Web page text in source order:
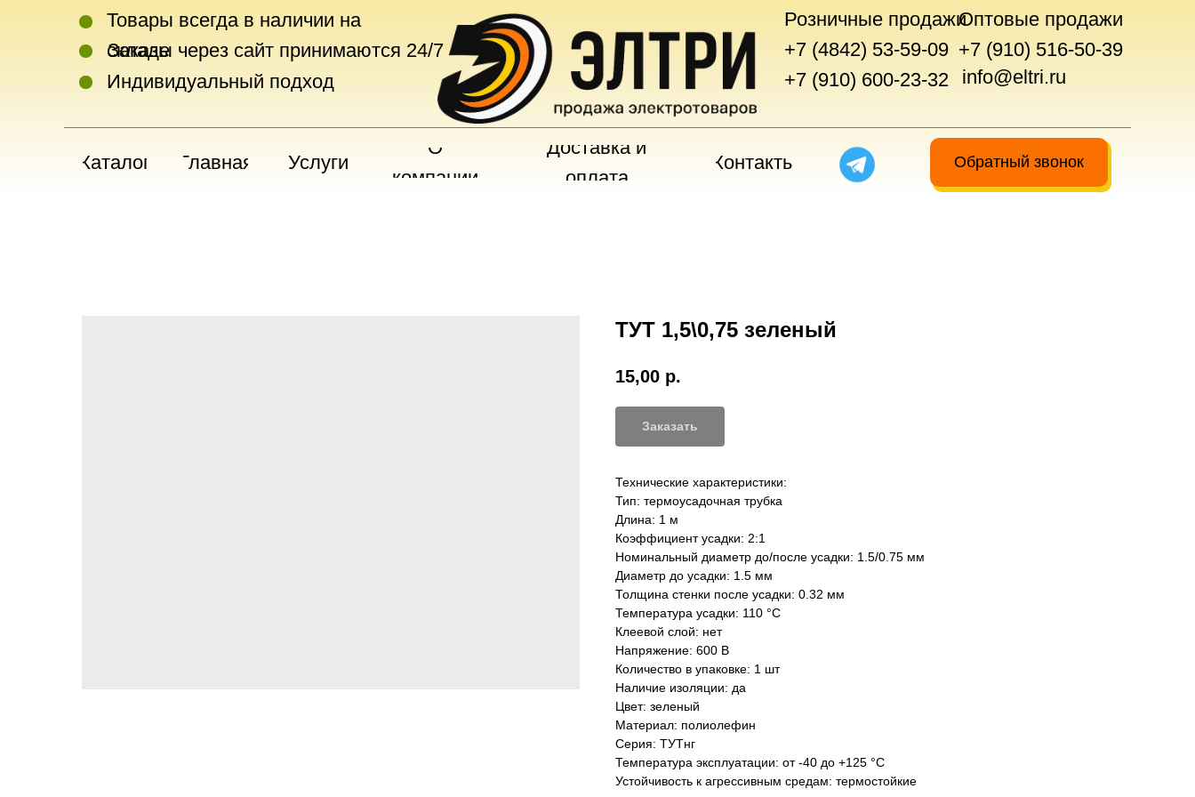
Товары всегда в наличии на
складе
Заказы через сайт принимаются 24/7
Розничные продажи
+7 (4842) 53-59-09
+7 (910) 600-23-32
Оптовые продажи
+7 (910) 516-50-39
Обратный звонок
Каталог Главная
О
компании
Доставка и
оплата
Контакты
Индивидуальный подход info@eltri.ru
Услуги
ТУТ 1,5\0,75 зеленый
15,00 р.
Заказать
Технические характеристики:
Тип: термоусадочная трубка
Длина: 1 м
Коэффициент усадки: 2:1
Номинальный диаметр до/после усадки: 1.5/0.75 мм
Диаметр до усадки: 1.5 мм
Толщина стенки после усадки: 0.32 мм
Температура усадки: 110 °С
Клеевой слой: нет
Напряжение: 600 В
Количество в упаковке: 1 шт
Наличие изоляции: да
Цвет: зеленый
Материал: полиолефин
Серия: ТУТнг
Температура эксплуатации: от -40 до +125 °С
Устойчивость к агрессивным средам: термостойкие